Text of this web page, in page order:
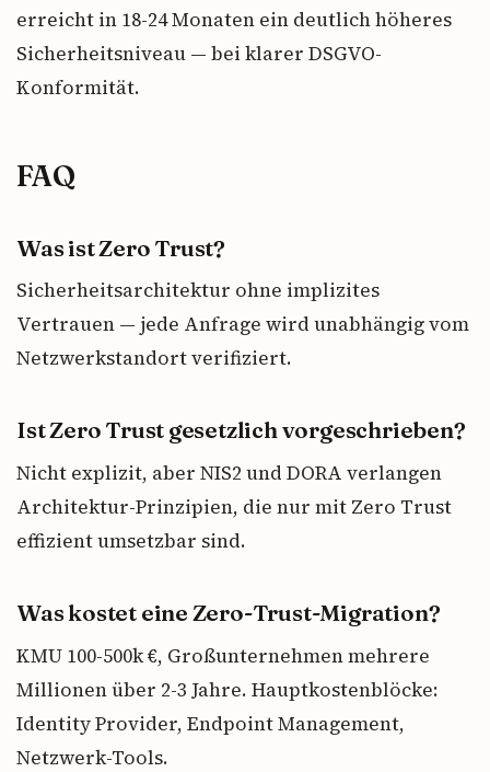
erreicht in 18-24 Monaten ein deutlich höheres
Sicherheitsniveau — bei klarer DSGVO-
Konformität.
FAQ
Was ist Zero Trust?
Sicherheitsarchitektur ohne implizites
Vertrauen — jede Anfrage wird unabhängig vom
Netzwerkstandort verifiziert.
Ist Zero Trust gesetzlich vorgeschrieben?
Nicht explizit, aber NIS2 und DORA verlangen
Architektur-Prinzipien, die nur mit Zero Trust
effizient umsetzbar sind.
Was kostet eine Zero-Trust-Migration?
KMU 100-500k €, Großunternehmen mehrere
Millionen über 2-3 Jahre. Hauptkostenblöcke:
Identity Provider, Endpoint Management,
Netzwerk-Tools.